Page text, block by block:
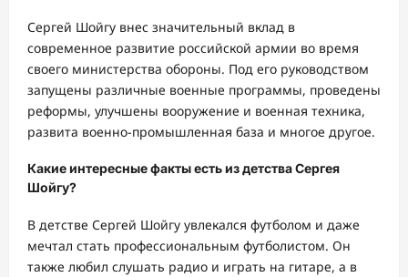
Сергей Шойгу внес значительный вклад в
современное развитие российской армии во время
своего министерства обороны. Под его руководством
запущены различные военные программы, проведены
реформы, улучшены вооружение и военная техника,
развита военно-промышленная база и многое другое.
Какие интересные факты есть из детства Сергея
Шойгу?
В детстве Сергей Шойгу увлекался футболом и даже
мечтал стать профессиональным футболистом. Он
также любил слушать радио и играть на гитаре, а в